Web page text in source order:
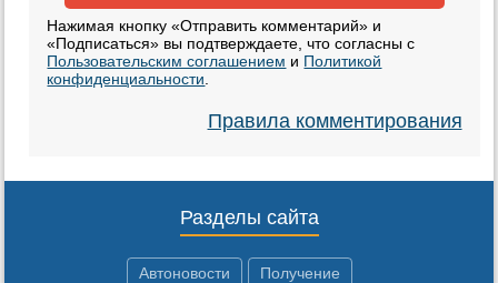
Нажимая кнопку «Отправить комментарий» и
«Подписаться» вы подтверждаете, что согласны с
Пользовательским соглашением и Политикой
конфиденциальности
Правила комментирования
Разделы сайта
Автоновости Получение